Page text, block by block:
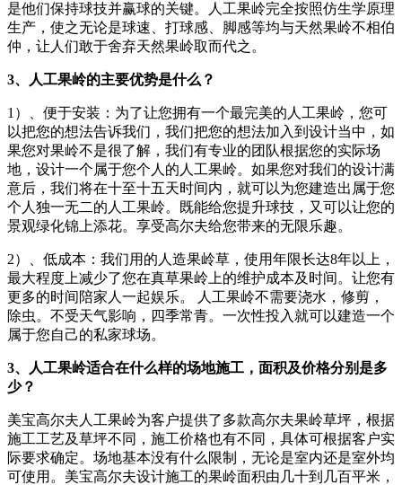
是他们保持球技并赢球的关键。人工果岭完全按照仿生学原理
生产，使之无论是球速、打球感、脚感等均与天然果岭不相伯
仲，让人们敢于舍弃天然果岭取而代之。
3、人工果岭的主要优势是什么？
1）、便于安装：为了让您拥有一个最完美的人工果岭，您可
以把您的想法告诉我们，我们把您的想法加入到设计当中，如
果您对果岭不是很了解，我们有专业的团队根据您的实际场
地，设计一个属于您个人的人工果岭。如果您对我们的设计满
意后，我们将在十至十五天时间内，就可以为您建造出属于您
个人独一无二的人工果岭。既能给您提升球技，又可以让您的
景观绿化锦上添花。享受高尔夫给您带来的无限乐趣。
2）、低成本：我们用的人造果岭草，使用年限长达8年以上，
最大程度上减少了您在真草果岭上的维护成本及时间。让您有
更多的时间陪家人一起娱乐。 人工果岭不需要浇水，修剪，
除虫。不受天气影响，四季常青。一次性投入就可以建造一个
属于您自己的私家球场。
3、人工果岭适合在什么样的场地施工，面积及价格分别是多
少？
美宝高尔夫人工果岭为客户提供了多款高尔夫果岭草坪，根据
施工工艺及草坪不同，施工价格也有不同，具体可根据客户实
际要求确定。场地基本没有什么限制，无论是室内还是室外均
可使用。美宝高尔夫设计施工的果岭面积由几十到几百平米，